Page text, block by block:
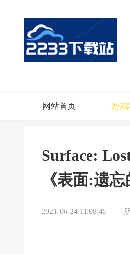
网站首页 游戏
Surface:
《表面:遗
2021-06-24 11:08:45